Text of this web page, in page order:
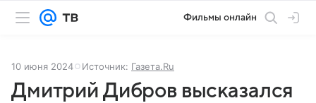
Фильмы онлайн
10 июня 2024 Источник: Газета.Ru
Дмитрий Дибров высказался